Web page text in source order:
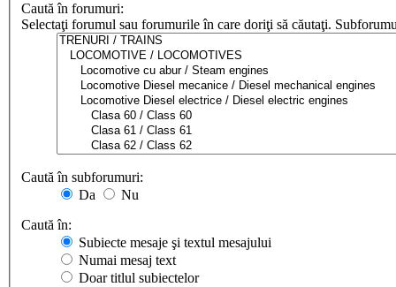
Caută în forumuri:
Selectaţi forumul sau forumurile în care doriţi să căutaţi.
Caută în subforumuri:
Da
Nu
Caută în:
Subiecte mesaje şi textul mesajului
Numai mesaj text
Doar titlul subiectelor